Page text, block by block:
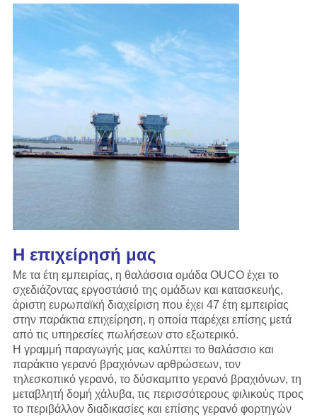
Η επιχείρησή μας
Με τα έτη εμπειρίας, η θαλάσσια ομάδα OUCO έχει το
σχεδιάζοντας εργοστάσιό της ομάδων και κατασκευής,
άριστη ευρωπαϊκή διαχείριση που έχει 47 έτη εμπειρίας
στην παράκτια επιχείρηση, η οποία παρέχει επίσης μετά
από τις υπηρεσίες πωλήσεων στο εξωτερικό.
Η γραμμή παραγωγής μας καλύπτει το θαλάσσιο και
παράκτιο γερανό βραχιόνων αρθρώσεων, τον
τηλεσκοπικό γερανό, το δύσκαμπτο γερανό βραχιόνων, τη
μεταβλητή δομή χάλυβα, τις περισσότερους φιλικούς προς
το περιβάλλον διαδικασίες και επίσης γερανό φορτηγών